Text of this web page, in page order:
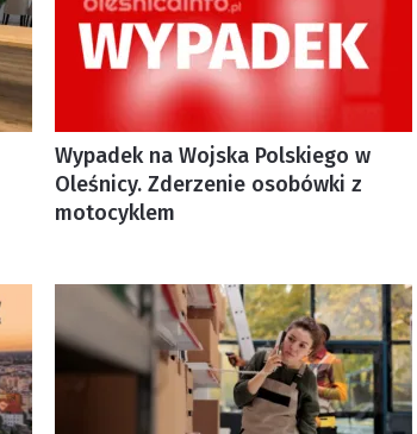
Wypadek na Wojska Polskiego w
Oleśnicy. Zderzenie osobówki z
motocyklem